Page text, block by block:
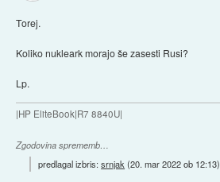
Torej.
Koliko nukleark morajo še zasesti Rusi?
Lp.
|HP EliteBook|R7 8840U|
Zgodovina sprememb…
predlagal izbris:srnjak (20. mar 2022 ob 12:13)